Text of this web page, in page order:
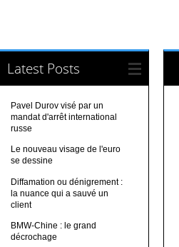
Latest Posts
Pavel Durov visé par un
mandat d'arrêt international
russe
Le nouveau visage de l'euro
se dessine
Diffamation ou dénigrement :
la nuance qui a sauvé un
client
BMW-Chine : le grand
décrochage